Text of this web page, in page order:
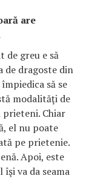
are
de greu e să
de dragoste din
să se
modalităţi de
prieteni. Chiar
el nu poate
pe prietenie.
Apoi, este
va da seama